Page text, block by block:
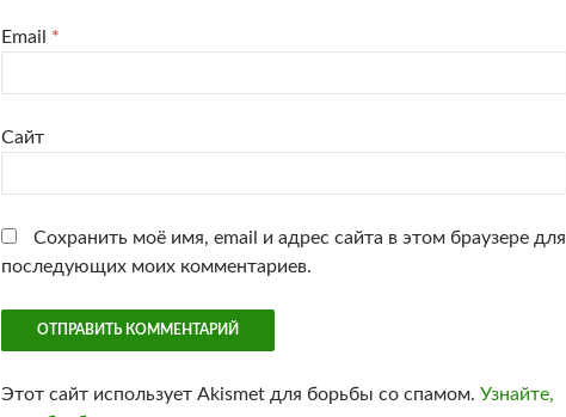
Email *
Сайт
Сохранить моё имя, email и адрес сайта в этом браузере для
последующих моих комментариев.
Этот сайт использует Akismet для борьбы со спамом. Узнайте,